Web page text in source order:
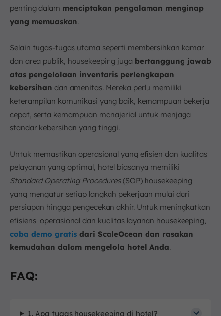
penting dalam menciptakan pengalaman menginap
yang memuaskan.
Selain tugas-tugas utama seperti membersihkan kamar
dan area publik, housekeeping juga bertanggung jawab
atas pengelolaan inventaris perlengkapan
kebersihan dan amenitas. Mereka perlu memiliki
keterampilan komunikasi yang baik, kemampuan bekerja
cepat, serta kemampuan manajerial untuk menjaga
standar kebersihan yang tinggi.
Untuk memastikan operasional yang efisien dan kualitas
pelayanan yang optimal, hotel biasanya memiliki
Standard Operating Procedures(SOP) housekeeping
yang mengatur setiap langkah pekerjaan mulai dari
persiapan hingga pengecekan akhir. Untuk meningkatkan
efisiensi operasional dan kualitas layanan housekeeping,
coba demo gratis dari ScaleOcean dan rasakan
kemudahan dalam mengelola hotel Anda.
FAQ:
1. Apa tugas housekeeping di hotel?